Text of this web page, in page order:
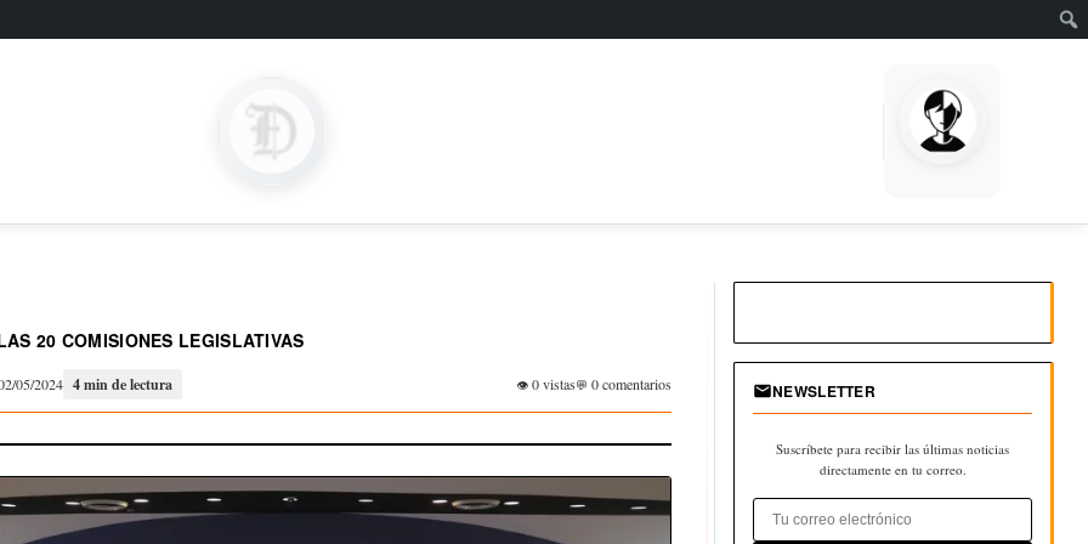
20 COMISIONES LEGISLATIVAS
05/2024 4 min de lectura 0 vistas 0 comentarios NEWSLETTER
Suscríbete para recibir las últimas noticias
directamente en tu correo.